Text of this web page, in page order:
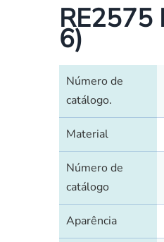
RE2575
6)
Número de
catálogo.
Material
Número de
catálogo
Aparência